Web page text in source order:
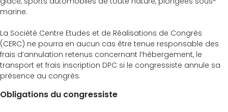
marine.
La Société Centre Etudes et de Réalisations de Congrès
(CERC) ne pourra en aucun cas être tenue responsable des
frais d’annulation retenus concernant l’hébergement, le
transport et frais inscription DPC si le congressiste annule sa
présence au congrès.
Obligations du congressiste